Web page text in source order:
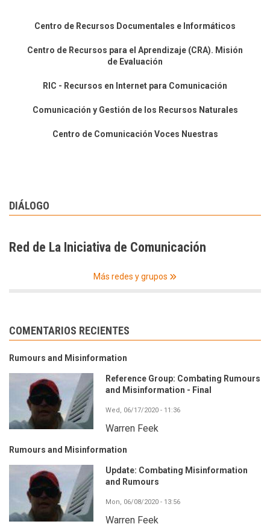
Centro de Recursos Documentales e Informáticos
Centro de Recursos para el Aprendizaje (CRA). Misión
de Evaluación
RIC - Recursos en Internet para Comunicación
Comunicación y Gestión de los Recursos Naturales
Centro de Comunicación Voces Nuestras
DIÁLOGO
Red de La Iniciativa de Comunicación
Más redes y grupos
COMENTARIOS RECIENTES
Rumours and Misinformation
Reference Group: Combating Rumours
and Misinformation - Final
Wed, 06/17/2020 - 11:36
Warren Feek
Rumours and Misinformation
Update: Combating Misinformation
and Rumours
Mon, 06/08/2020 - 13:56
Warren Feek